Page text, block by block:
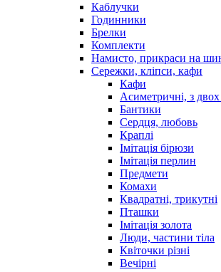
Каблучки
Годинники
Брелки
Комплекти
Намисто, прикраси на
Сережки, кліпси, кафи
Кафи
Асиметричні, з
Бантики
Сердця, любовь
Краплі
Імітація бірюзи
Імітація перлин
Предмети
Комахи
Квадратні, трикутні
Пташки
Імітація золота
Люди, частини тіла
Квіточки різні
Вечірні